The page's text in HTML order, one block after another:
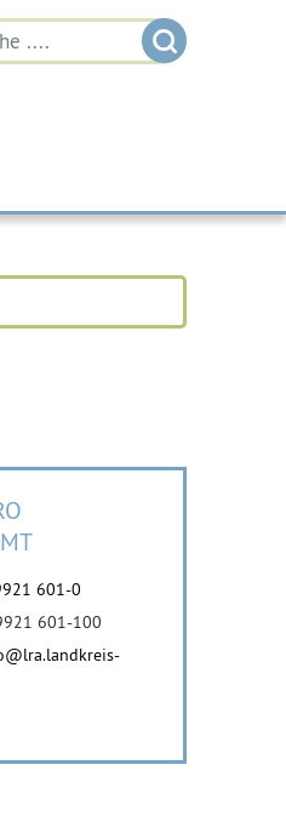
601-0
601-100